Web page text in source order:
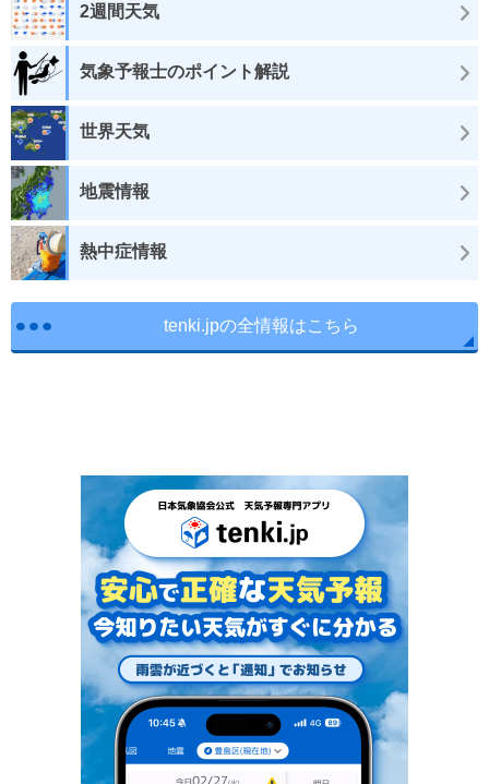
2週間天気
気象予報士のポイント解説
世界天気
地震情報
熱中症情報
tenki.jpの全情報はこちら